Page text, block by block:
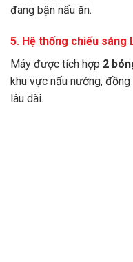
đang bận nấu ăn.
5. Hệ thống chiếu sáng
Máy được tích hợp 2
khu vực nấu nướng,
lâu dài.